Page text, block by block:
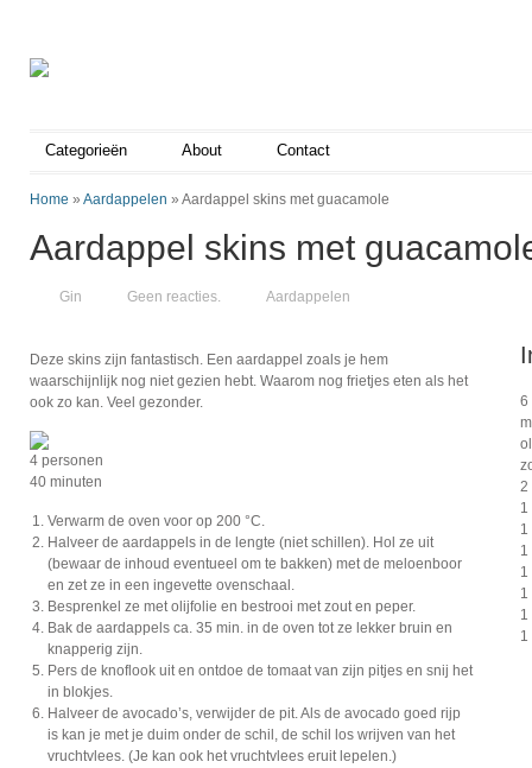
Categorieën About Contact
Home » Aardappelen » Aardappel skins met guacamole
Aardappel skins met
Gin Geen reacties. Aardappelen
Deze skins zijn fantastisch. Een aardappel zoals je hem
waarschijnlijk nog niet gezien hebt. Waarom nog frietjes eten als het
ook zo kan. Veel gezonder.
4 personen
40 minuten
Verwarm de oven voor op 200 °C.
Halveer de aardappels in de lengte (niet schillen). Hol ze uit
(bewaar de inhoud eventueel om te bakken) met de meloenboor
en zet ze in een ingevette ovenschaal.
Besprenkel ze met olijfolie en bestrooi met zout en peper.
Bak de aardappels ca. 35 min. in de oven tot ze lekker bruin en
knapperig zijn.
Pers de knoflook uit en ontdoe de tomaat van zijn pitjes en snij het
in blokjes.
Halveer de avocado’s, verwijder de pit. Als de avocado goed rijp
is kan je met je duim onder de schil, de schil los wrijven van het
vruchtvlees. (Je kan ook het vruchtvlees eruit lepelen.)
6
2
1
1
1
1
1
1
1